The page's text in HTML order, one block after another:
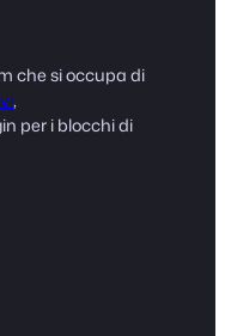
che si occupa di
,
per i blocchi di